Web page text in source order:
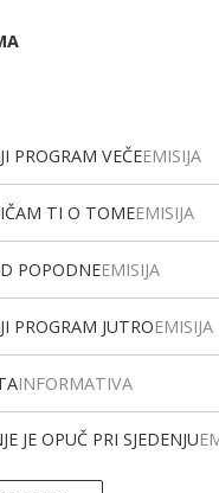
PROGRAM VEČEEMISIJA
TI O TOMEEMISIJA
POPODNEEMISIJA
PROGRAM JUTROEMISIJA
INFORMATIVA
JE OPUČ PRI SJEDENJU